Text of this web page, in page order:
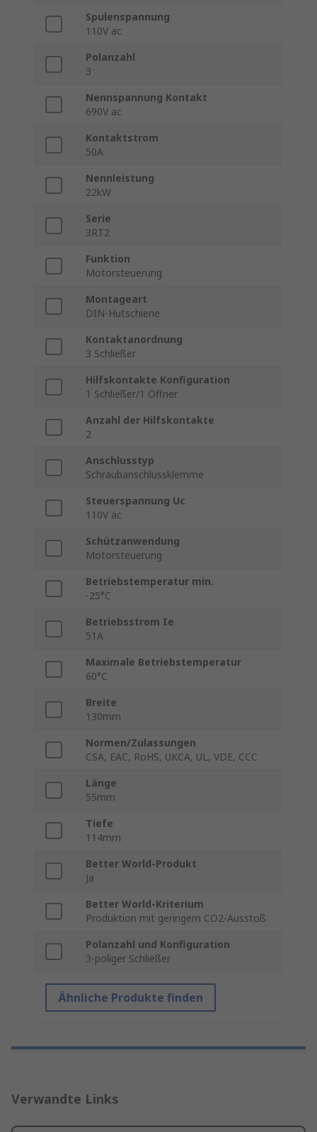
Spulenspannung
110V ac
Polanzahl
3
Nennspannung Kontakt
690V ac
Kontaktstrom
50A
Nennleistung
22kW
Serie
3RT2
Funktion
Motorsteuerung
Montageart
DIN-Hutschiene
Kontaktanordnung
3 Schließer
Hilfskontakte Konfiguration
1 Schließer/1 Öffner
Anzahl der Hilfskontakte
2
Anschlusstyp
Schraubanschlussklemme
Steuerspannung Uc
110V ac
Schützanwendung
Motorsteuerung
Betriebstemperatur min.
-25°C
Betriebsstrom Ie
51A
Maximale Betriebstemperatur
60°C
Breite
130mm
Normen/Zulassungen
CSA, EAC, RoHS, UKCA, UL, VDE, CCC
Länge
55mm
Tiefe
114mm
Better World-Produkt
Ja
Better World-Kriterium
Produktion mit geringem CO2-Ausstoß
Polanzahl und Konfiguration
3-poliger Schließer
Ähnliche Produkte finden
Verwandte Links